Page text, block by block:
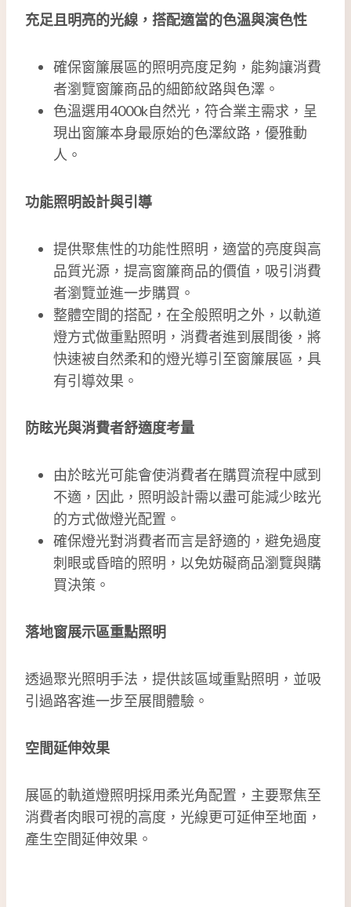
充足且明亮的光線，搭配適當的色溫與演色性
確保窗簾展區的照明亮度足夠，能夠讓消費
者瀏覽窗簾商品的細節紋路與色澤。
色溫選用4000k自然光，符合業主需求，呈
現出窗簾本身最原始的色澤紋路，優雅動
人。
功能照明設計與引導
提供聚焦性的功能性照明，適當的亮度與高
品質光源，提高窗簾商品的價值，吸引消費
者瀏覽並進一步購買。
整體空間的搭配，在全般照明之外，以軌道
燈方式做重點照明，消費者進到展間後，將
快速被自然柔和的燈光導引至窗簾展區，具
有引導效果。
防眩光與消費者舒適度考量
由於眩光可能會使消費者在購買流程中感到
不適，因此，照明設計需以盡可能減少眩光
的方式做燈光配置。
確保燈光對消費者而言是舒適的，避免過度
刺眼或昏暗的照明，以免妨礙商品瀏覽與購
買決策。
落地窗展示區重點照明
透過聚光照明手法，提供該區域重點照明，並吸
引過路客進一步至展間體驗。
空間延伸效果
展區的軌道燈照明採用柔光角配置，主要聚焦至
消費者肉眼可視的高度，光線更可延伸至地面，
產生空間延伸效果。